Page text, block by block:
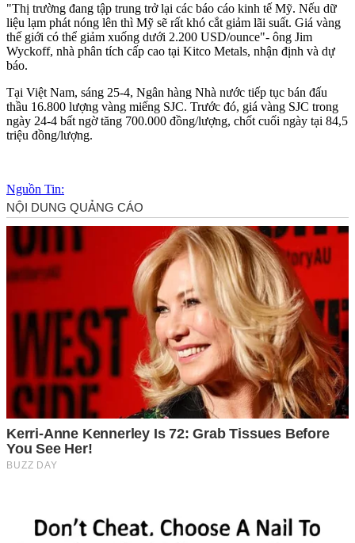
"Thị trường đang tập trung trở lại các báo cáo kinh tế Mỹ. Nếu dữ
liệu lạm phát nóng lên thì Mỹ sẽ rất khó cắt giảm lãi suất. Giá vàng
thế giới có thể giảm xuống dưới 2.200 USD/ounce"- ông Jim
Wyckoff, nhà phân tích cấp cao tại Kitco Metals, nhận định và dự
báo.
Tại Việt Nam, sáng 25-4, Ngân hàng Nhà nước tiếp tục bán đấu
thầu 16.800 lượng vàng miếng SJC. Trước đó, giá vàng SJC trong
ngày 24-4 bất ngờ tăng 700.000 đồng/lượng, chốt cuối ngày tại 84,5
triệu đồng/lượng.
Nguồn Tin: